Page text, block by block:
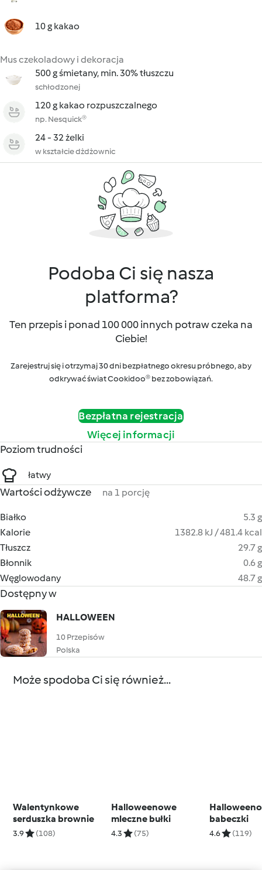
10 g kakao
Mus czekoladowy i dekoracja
500 g śmietany, min. 30% tłuszczu
schłodzonej
120 g kakao rozpuszczalnego
np. Nesquick®
24 - 32 żelki
w kształcie dżdżownic
Podoba Ci się nasza
platforma?
Ten przepis i ponad 100 000 innych potraw czeka na
Ciebie!
Zarejestruj się i otrzymaj 30 dni bezpłatnego okresu próbnego, aby
odkrywać świat Cookidoo® bez zobowiązań.
Bezpłatna rejestracja
Więcej informacji
Poziom trudności
łatwy
Wartości odżywcze na 1 porcję
Białko
5.3 g
Kalorie
1382.8 kJ / 481.4 kcal
Tłuszcz
29.7 g
Błonnik
0.6 g
Węglowodany
48.7 g
Dostępny w
HALLOWEEN
10 Przepisów
Polska
Może spodoba Ci się również...
Walentynkowe
serduszka brownie
3.9 (108)
Halloweenowe
mleczne bułki
4.3 (75)
babeczki
4.6 (119)